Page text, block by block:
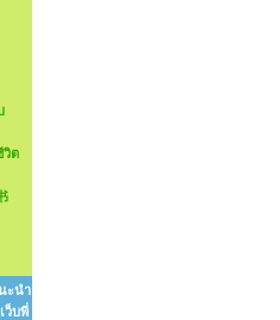
วิต
ะนำ
ว็บพี่